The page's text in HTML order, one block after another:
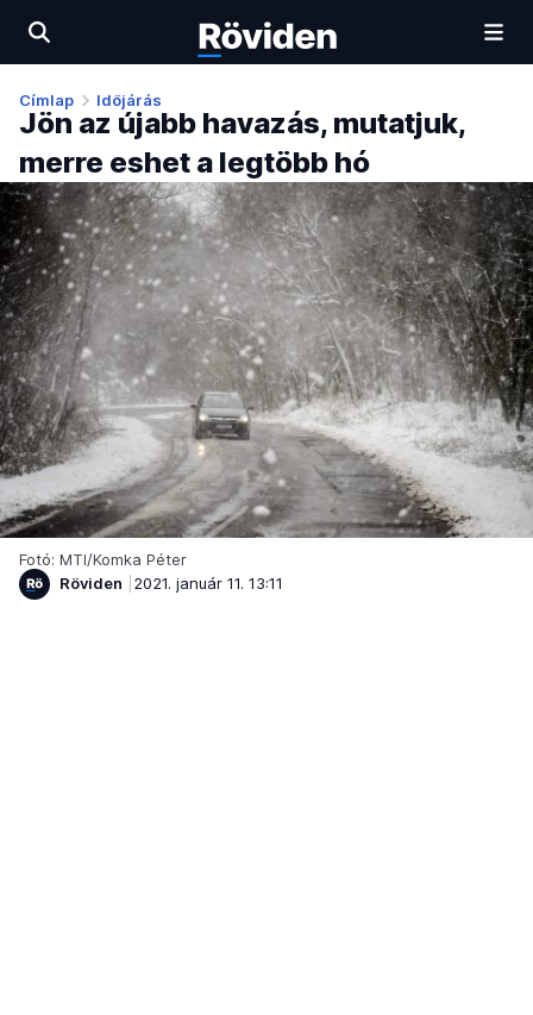
Címlap Időjárás
Jön az újabb havazás, mutatjuk,
merre eshet a legtöbb hó
Fotó: MTI/Komka Péter
Röviden
2021. január 11. 13:11